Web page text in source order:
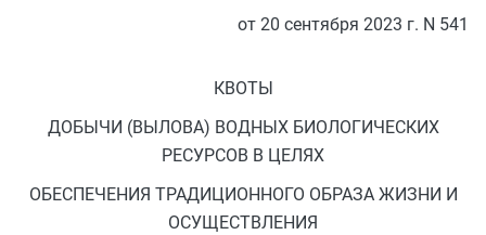
от 20 сентября 2023 г. N 541
КВОТЫ
ДОБЫЧИ (ВЫЛОВА) ВОДНЫХ БИОЛОГИЧЕСКИХ
РЕСУРСОВ В ЦЕЛЯХ
ОБЕСПЕЧЕНИЯ ТРАДИЦИОННОГО ОБРАЗА ЖИЗНИ И
ОСУЩЕСТВЛЕНИЯ